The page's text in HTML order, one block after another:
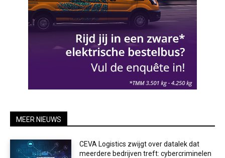
MEER NIEUWS
CEVA Logistics zwijgt over datalek dat
meerdere bedrijven treft: cybercriminelen